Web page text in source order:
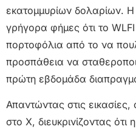
εκατομμυρίων δολαρίων.
γρήγορα φήμες ότι το WLFI
πορτοφόλια από το να
προσπάθεια να
πρώτη εβδομάδα
Απαντώντας στις
στο X, διευκρινίζοντας ότι